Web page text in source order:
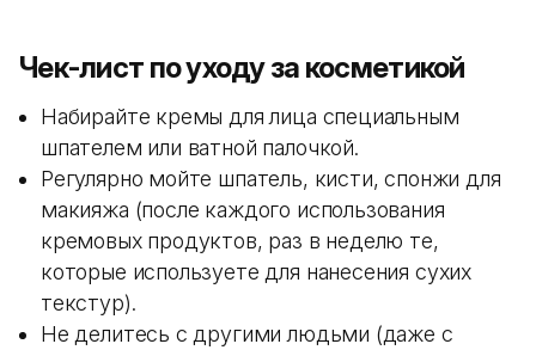
Чек-лист по уходу за косметикой
Набирайте кремы для лица специальным
шпателем или ватной палочкой.
Регулярно мойте шпатель, кисти, спонжи для
макияжа (после каждого использования
кремовых продуктов, раз в неделю те,
которые используете для нанесения сухих
текстур).
Не делитесь с другими людьми (даже с